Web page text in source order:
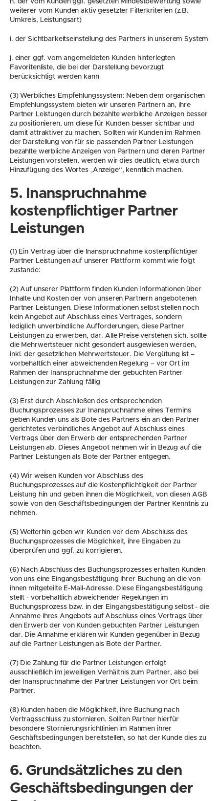
h. der vom Kunden ggf. gesetzten Mindestbewertung sowie
weiterer vom Kunden aktiv gesetzter Filterkriterien (z.B.
Umkreis, Leistungsart)
i. der Sichtbarkeitseinstellung des Partners in unserem System
j. einer ggf. vom angemeldeten Kunden hinterlegten
Favoritenliste, die bei der Darstellung bevorzugt
berücksichtigt werden kann
(3) Werbliches Empfehlungssystem: Neben dem organischen
Empfehlungssystem bieten wir unseren Partnern an, ihre
Partner Leistungen durch bezahlte werbliche Anzeigen besser
zu positionieren, um diese für Kunden besser sichtbar und
damit attraktiver zu machen. Sollten wir Kunden im Rahmen
der Darstellung von für sie passenden Partner Leistungen
bezahlte werbliche Anzeigen von Partnern und deren Partner
Leistungen vorstellen, werden wir dies deutlich, etwa durch
Hinzufügung des Wortes „Anzeige“, kenntlich machen.
5. Inanspruchnahme
kostenpflichtiger Partner
Leistungen
(1) Ein Vertrag über die Inanspruchnahme kostenpflichtiger
Partner Leistungen auf unserer Plattform kommt wie folgt
zustande:
(2) Auf unserer Plattform finden Kunden Informationen über
Inhalte und Kosten der von unseren Partnern angebotenen
Partner Leistungen. Diese Informationen selbst stellen noch
kein Angebot auf Abschluss eines Vertrages, sondern
lediglich unverbindliche Aufforderungen, diese Partner
Leistungen zu erwerben, dar. Alle Preise verstehen sich, sollte
die Mehrwertsteuer nicht gesondert ausgewiesen werden,
inkl. der gesetzlichen Mehrwertsteuer. Die Vergütung ist –
vorbehaltlich einer abweichenden Regelung – vor Ort im
Rahmen der Inanspruchnahme der gebuchten Partner
Leistungen zur Zahlung fällig
(3) Erst durch Abschließen des entsprechenden
Buchungsprozesses zur Inanspruchnahme eines Termins
geben Kunden uns als Bote des Partners ein an den Partner
gerichtetes verbindliches Angebot auf Abschluss eines
Vertrags über den Erwerb der entsprechenden Partner
Leistungen ab. Dieses Angebot nehmen wir in Bezug auf die
Partner Leistungen als Bote der Partner entgegen.
(4) Wir weisen Kunden vor Abschluss des
Buchungsprozesses auf die Kostenpflichtigkeit der Partner
Leistung hin und geben ihnen die Möglichkeit, von diesen AGB
sowie von den Geschäftsbedingungen der Partner Kenntnis zu
nehmen.
(5) Weiterhin geben wir Kunden vor dem Abschluss des
Buchungsprozesses die Möglichkeit, ihre Eingaben zu
überprüfen und ggf. zu korrigieren.
(6) Nach Abschluss des Buchungsprozesses erhalten Kunden
von uns eine Eingangsbestätigung ihrer Buchung an die von
ihnen mitgeteilte E-Mail-Adresse. Diese Eingangsbestätigung
stellt - vorbehaltlich abweichender Regelungen im
Buchungsprozess bzw. in der Eingangsbestätigung selbst - die
Annahme ihres Angebots auf Abschluss eines Vertrags über
den Erwerb der von Kunden gebuchten Partner Leistungen
dar. Die Annahme erklären wir Kunden gegenüber in Bezug
auf die Partner Leistungen als Bote der Partner.
(7) Die Zahlung für die Partner Leistungen erfolgt
ausschließlich im jeweiligen Verhältnis zum Partner, also bei
der Inanspruchnahme der Partner Leistungen vor Ort beim
Partner.
(8) Kunden haben die Möglichkeit, ihre Buchung nach
Vertragsschluss zu stornieren. Sollten Partner hierfür
besondere Stornierungsrichtlinien im Rahmen ihrer
Geschäftsbedingungen bereitstellen, so hat der Kunde dies zu
beachten.
6. Grundsätzliches zu den
Geschäftsbedingungen der